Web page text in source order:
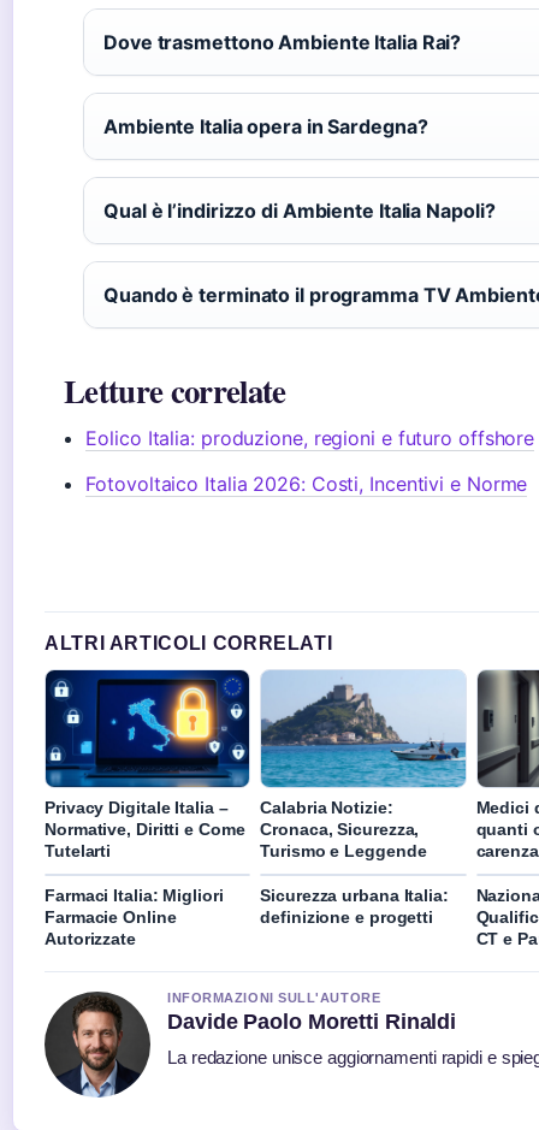
Dove trasmettono Ambiente Italia Rai?
Ambiente Italia opera in Sardegna?
Qual è l’indirizzo di Ambiente Italia Napoli?
Quando è terminato il programma TV
Letture correlate
Eolico Italia: produzione, regioni e futuro offshore
Fotovoltaico Italia 2026: Costi, Incentivi e Norme
ALTRI ARTICOLI CORRELATI
Privacy Digitale Italia –
Normative, Diritti e Come
Tutelarti
Calabria Notizie:
Cronaca, Sicurezza,
Turismo e Leggende
Medici
quanti
carenza
Farmaci Italia: Migliori
Farmacie Online
Autorizzate
Sicurezza urbana Italia:
definizione e progetti
CT e
INFORMAZIONI SULL'AUTORE
Davide Paolo Moretti Rinaldi
La redazione unisce aggiornamenti rapidi e